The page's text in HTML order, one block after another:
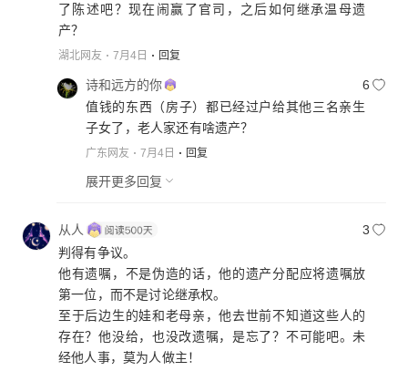
了陈述吧？现在闹赢了官司，之后如何继承温母遗
产？
湖北网友 7月4日 回复
诗和远方的你
6
值钱的东西（房子）都已经过户给其他三名亲生
子女了，老人家还有啥遗产？
广东网友 7月4日 回复
展开更多回复
从人
3
判得有争议。
他有遗嘱，不是伪造的话，他的遗产分配应将遗嘱放
第一位，而不是讨论继承权。
至于后边生的娃和老母亲，他去世前不知道这些人的
存在？他没给，也没改遗嘱，是忘了？不可能吧。未
经他人事，莫为人做主！